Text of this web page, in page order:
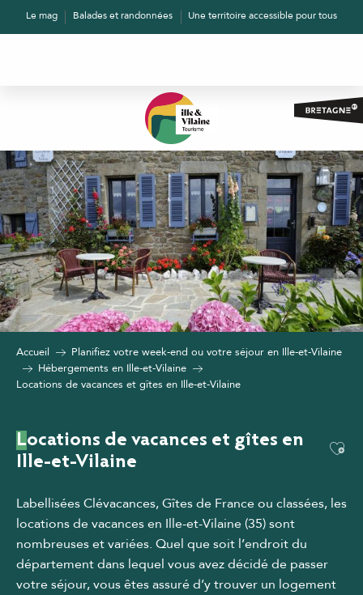
AllerLe mag Balades et randonnées Une territoire accessible pour tous
Accueil
Planifiez votre week-end ou votre séjour en Ille-et-Vilaine
Hébergements en Ille-et-Vilaine
Locations de vacances et gîtes en Ille-et-Vilaine
Locations de vacances et gîtes en
Ille-et-Vilaine
Labellisées Clévacances, Gîtes de France ou classées, les
locations de vacances en Ille-et-Vilaine (35) sont
nombreuses et variées. Quel que soit l’endroit du
département dans lequel vous avez décidé de passer
votre séjour, vous êtes assuré d’y trouver un logement